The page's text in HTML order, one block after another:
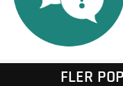
FLER